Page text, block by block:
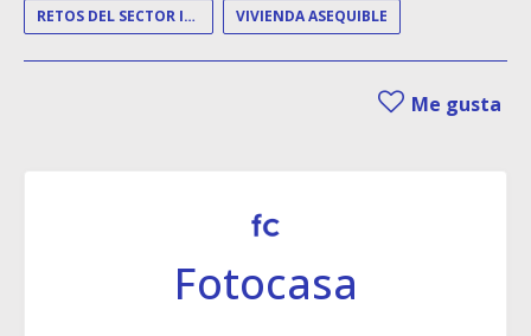
RETOS DEL SECTOR INMOBILIARIO VIVIENDA ASEQUIBLE
Me gusta
Fotocasa